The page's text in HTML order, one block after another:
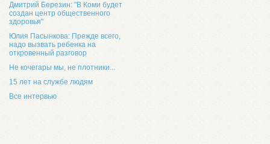
Дмитрий Березин: "В Коми будет
создан центр общественного
здоровья"
Юлия Пасынкова: Прежде всего,
надо вызвать ребенка на
откровенный разговор
Не кочегары мы, не плотники...
15 лет на службе людям
Все интервью